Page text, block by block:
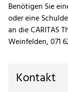
Benötigen Sie
oder eine
an die CARITAS
Weinfelden, 071
Kontakt